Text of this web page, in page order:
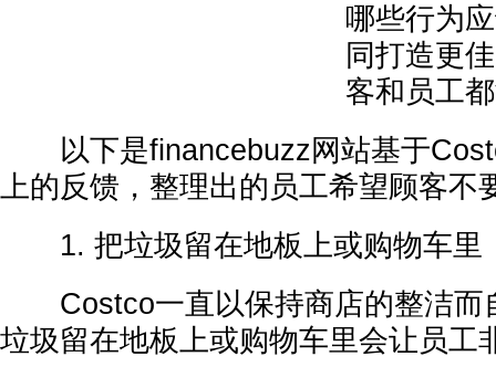
哪些行为
同打造更
客和员工
以下是financebuzz网站基于
上的反馈，整理出的员工希望顾客不
1. 把垃圾留在地板上或购物车里
Costco一直以保持商店的整洁而
垃圾留在地板上或购物车里会让员工